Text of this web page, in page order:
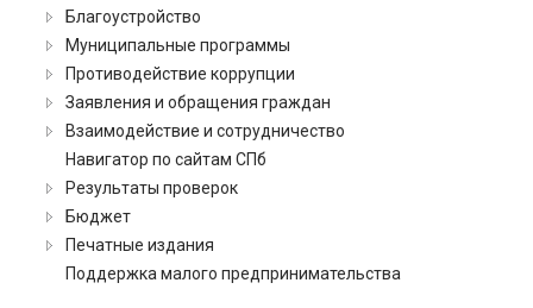
Благоустройство
Муниципальные программы
Противодействие коррупции
Заявления и обращения граждан
Взаимодействие и сотрудничество
Навигатор по сайтам СПб
Результаты проверок
Бюджет
Печатные издания
Поддержка малого предпринимательства